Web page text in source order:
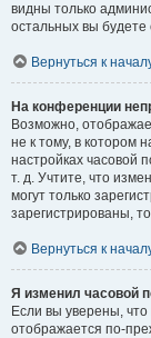
видны только
остальных вы
Вернуться к
На конференции
Возможно,
не к тому, в котором
настройках часовой
т. д. Учтите, что
могут только
зарегистрированы,
Вернуться к
Я изменил часовой
Если вы уверены,
отображается по-